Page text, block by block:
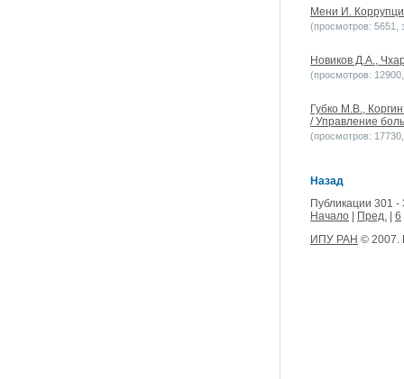
Мени И.
(просмотров: 5651,
Новиков Д.А.,
(просмотров:
Губко М.В.,
/ Управление
(просмотров:
Назад
Публикации 301 -
Начало
Пред.
6
ИПУ РАН © 2007.